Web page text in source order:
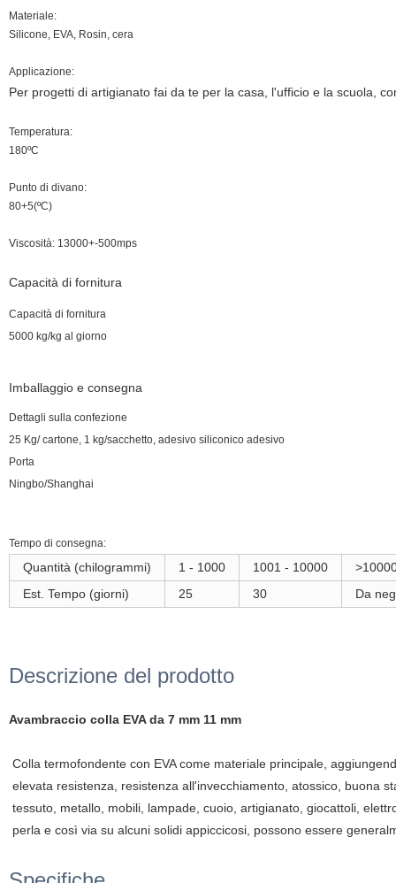
Materiale:
Silicone, EVA, Rosin, cera
Applicazione:
Per progetti di artigianato fai da te per la casa, l'ufficio e la scuola,
Temperatura:
180ºC
Punto di divano:
80+5(ºC)
Viscosità:13000+-500mps
Capacità di fornitura
Capacità di fornitura
5000 kg/kg al giorno
Imballaggio e consegna
Dettagli sulla confezione
25 Kg/ cartone, 1 kg/sacchetto, adesivo siliconico adesivo
Porta
Ningbo/Shanghai
Tempo di consegna:
Quantità (chilogrammi) 1 - 1000 1001 - 10000
Est. Tempo (giorni)
25 30 Da
Descrizione del prodotto
Avambraccio colla EVA da 7 mm 11 mm
Colla termofondente con EVA come materiale principale,
elevata resistenza, resistenza all'invecchiamento, atossico, buona
tessuto, metallo, mobili, lampade, cuoio, artigianato, giocattoli,
perla e così via su alcuni solidi appiccicosi, possono essere